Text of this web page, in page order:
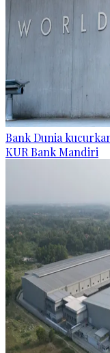
Bank Dunia
KUR Bank Mandiri